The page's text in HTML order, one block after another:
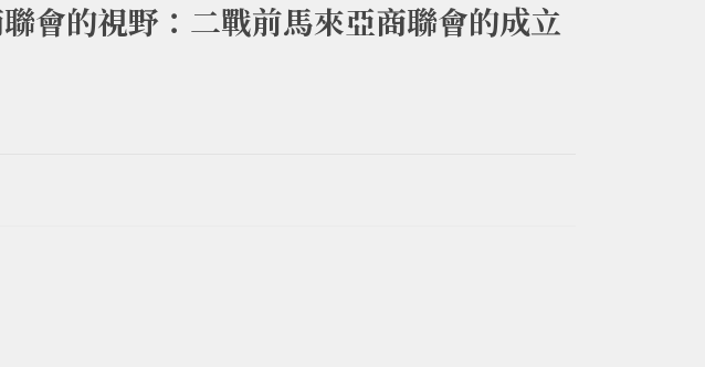
會的視野：二戰前馬來亞商聯會的成立
Calendar